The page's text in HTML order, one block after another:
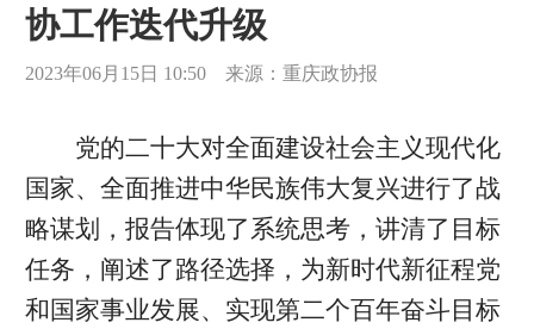
协工作迭代升级
2023年06月15日 10:50 来源：重庆政协报
党的二十大对全面建设社会主义现代化
国家、全面推进中华民族伟大复兴进行了战
略谋划，报告体现了系统思考，讲清了目标
任务，阐述了路径选择，为新时代新征程党
和国家事业发展、实现第二个百年奋斗目标